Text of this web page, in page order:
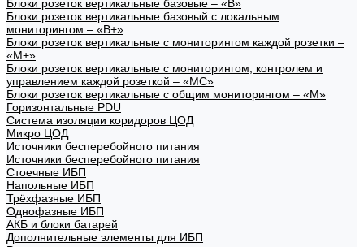
Блоки розеток вертикальные базовые – «В»
Блоки розеток вертикальные базовый с локальным
мониторингом – «В+»
Блоки розеток вертикальные с мониторингом каждой розетки –
«М+»
Блоки розеток вертикальные с мониторингом, контролем и
управлением каждой розеткой – «МС»
Блоки розеток вертикальные с общим мониторингом – «М»
Горизонтальные PDU
Система изоляции коридоров ЦОД
Микро ЦОД
Источники бесперебойного питания
Источники бесперебойного питания
Стоечные ИБП
Напольные ИБП
Трёхфазные ИБП
Однофазные ИБП
АКБ и блоки батарей
Дополнительные элементы для ИБП